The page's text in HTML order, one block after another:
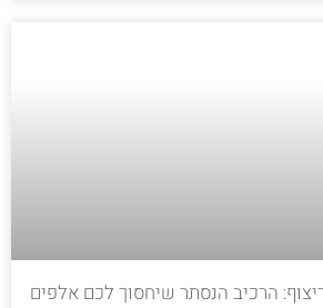
הרכיב הנסתר שיחסוך לכם אלפים